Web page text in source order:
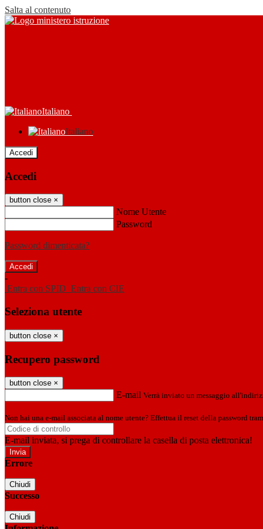
Salta al contenuto
Italiano
Italiano
Accedi
Accedi
button close ×
Nome Utente
Password
Password dimenticata?
-
Entra con SPID Entra con CIE
Seleziona utente
button close ×
Recupero password
button close ×
E-mail Verrà inviato un messaggio
Non hai una e-mail associata al nome utente? Effettua il reset della password
E-mail inviata, si prega di controllare la casella di posta elettronica!
Errore
Chiudi
Successo
Chiudi